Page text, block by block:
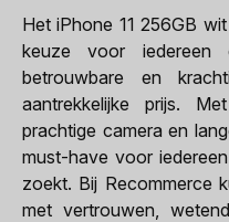
Het iPhone 11 256GB
keuze voor
betrouwbare en
aantrekkelijke prijs.
prachtige camera en
must-have voor
zoekt. Bij Recommerce
met vertrouwen,